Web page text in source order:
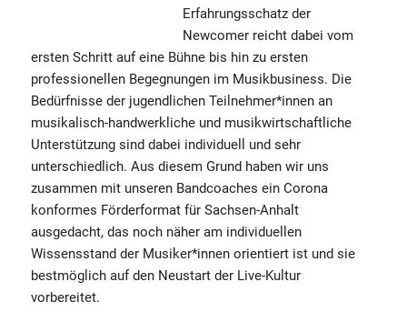
Erfahrungsschatz der
Newcomer reicht dabei vom
ersten Schritt auf eine Bühne bis hin zu ersten
professionellen Begegnungen im Musikbusiness. Die
Bedürfnisse der jugendlichen Teilnehmer*innen an
musikalisch-handwerkliche und musikwirtschaftliche
Unterstützung sind dabei individuell und sehr
unterschiedlich. Aus diesem Grund haben wir uns
zusammen mit unseren Bandcoaches ein Corona
konformes Förderformat für Sachsen-Anhalt
ausgedacht, das noch näher am individuellen
Wissensstand der Musiker*innen orientiert ist und sie
bestmöglich auf den Neustart der Live-Kultur
vorbereitet.